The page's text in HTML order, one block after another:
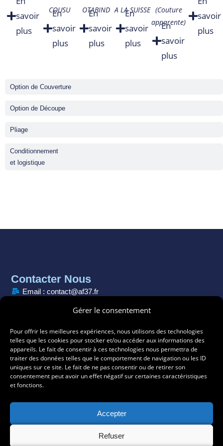
Gérer le consentement
Pour offrir les meilleures expériences, nous utilisons des technologies
telles que les cookies pour stocker et/ou accéder aux informations des
appareils. Le fait de consentir à ces technologies nous permettra de
traiter des données telles que le comportement de navigation ou les ID
uniques sur ce site. Le fait de ne pas consentir ou de retirer son
consentement peut avoir un effet négatif sur certaines caractéristiques
et fonctions.
Accepter
Refuser
Option de Couverture
Option de Découpe
Pliage
Conditionnement
et logistique
savoir
plus
COUSU
En
savoir
plus
savoir
plus
OTABIND
En
savoir
plus
A LA SUISSE
En
savoir
plus
(Couture
apparente)
En
savoir
plus
Contacter Nous
Email : contact@af37.fr
Téléphone : 02 47 29 77 80
Horaire : Lun-Ven : 9h - 17h